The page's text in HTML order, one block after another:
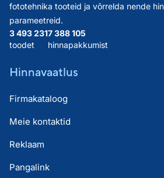
fototehnika tooteid ja võrrelda nende
parameetreid.
3 493 231
toodet
7 388 105
hinnapakkumist
Hinnavaatlus
Firmakataloog
Meie kontaktid
Reklaam
Pangalink